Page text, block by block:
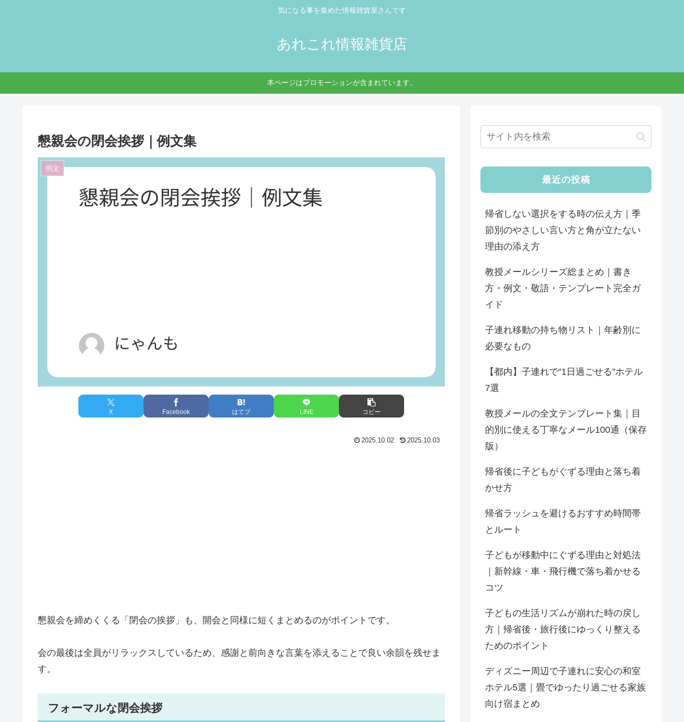
気になる事を集めた情報雑貨屋さんです
あれこれ情報雑貨店
本ページはプロモーションが含まれています。
懇親会の閉会挨拶｜例文集
例文
X Facebook はてブ LINE コピー
2025.10.02 2025.10.03
懇親会を締めくくる「閉会の挨拶」も、開会と同様に短くまとめるのがポイントです。
会の最後は全員がリラックスしているため、感謝と前向きな言葉を添えることで良い余韻を残せま
す。
フォーマルな閉会挨拶
最近の投稿
帰省しない選択をする時の伝え方｜季
節別のやさしい言い方と角が立たない
理由の添え方
教授メールシリーズ総まとめ｜書き
方・例文・敬語・テンプレート完全ガ
イド
子連れ移動の持ち物リスト｜年齢別に
必要なもの
【都内】子連れで“1日過ごせる”ホテル
7選
教授メールの全文テンプレート集｜目
的別に使える丁寧なメール100通（保存
版）
帰省後に子どもがぐずる理由と落ち着
かせ方
帰省ラッシュを避けるおすすめ時間帯
とルート
子どもが移動中にぐずる理由と対処法
｜新幹線・車・飛行機で落ち着かせる
コツ
子どもの生活リズムが崩れた時の戻し
方｜帰省後・旅行後にゆっくり整える
ためのポイント
ディズニー周辺で子連れに安心の和室
ホテル5選｜畳でゆったり過ごせる家族
向け宿まとめ